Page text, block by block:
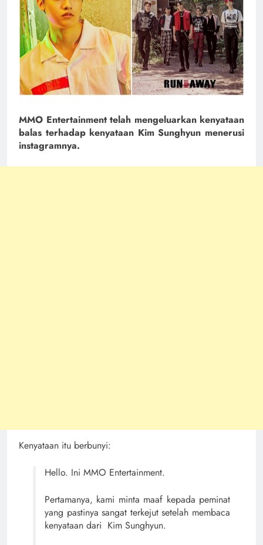
MMO Entertainment telah mengeluarkan kenyataan
balas terhadap kenyataan Kim Sunghyun menerusi
instagramnya.
Kenyataan itu berbunyi:
Hello. Ini MMO Entertainment.
Pertamanya, kami minta maaf kepada peminat
yang pastinya sangat terkejut setelah membaca
kenyataan dari Kim Sunghyun.